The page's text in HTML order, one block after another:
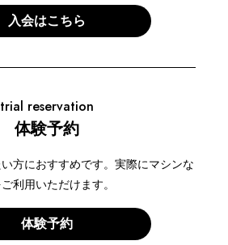
入会はこちら
trial reservation
体験予約
方におすすめです。実際にマシンな
利用いただけます。
体験予約